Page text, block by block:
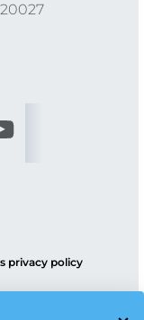
20027
privacy policy